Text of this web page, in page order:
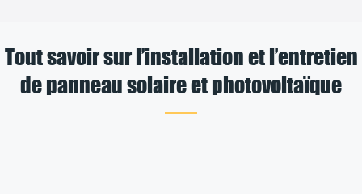
Tout savoir sur l’installation et l’entretien
de panneau solaire et photovoltaïque